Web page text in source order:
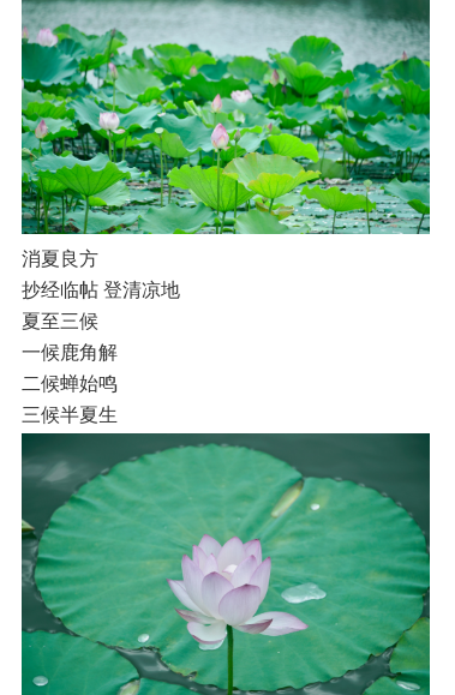
消夏良方
抄经临帖 登清凉地
夏至三候
一候鹿角解
二候蝉始鸣
三候半夏生